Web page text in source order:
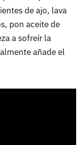
de ajo, lava
pon aceite de
a sofreír la
añade el